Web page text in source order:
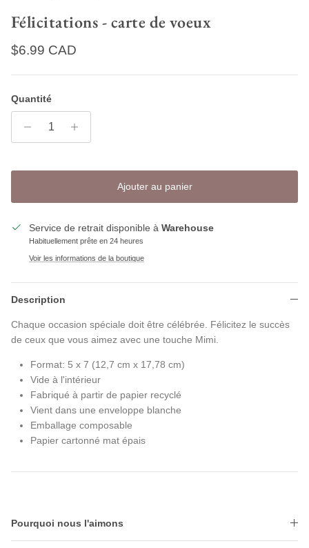
Félicitations - carte de voeux
Prix habituel
$6.99 CAD
Quantité
Ajouter au panier
Service de retrait disponible à Warehouse
Habituellement prête en 24 heures
Voir les informations de la boutique
Description
Chaque occasion spéciale doit être célébrée. Félicitez le succès
de ceux que vous aimez avec une touche Mimi.
Format: 5 x 7 (12,7 cm x 17,78 cm)
Vide à l'intérieur
Fabriqué à partir de papier recyclé
Vient dans une enveloppe blanche
Emballage composable
Papier cartonné mat épais
Pourquoi nous l'aimons